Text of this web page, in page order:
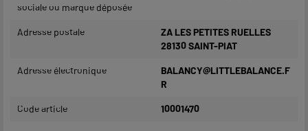
sociale ou marque déposée
Adresse postale
ZA LES PETITES RUELLES
28130 SAINT-PIAT
Adresse électronique
BALANCY@LITTLEBALANCE.F
R
Code article 10001470